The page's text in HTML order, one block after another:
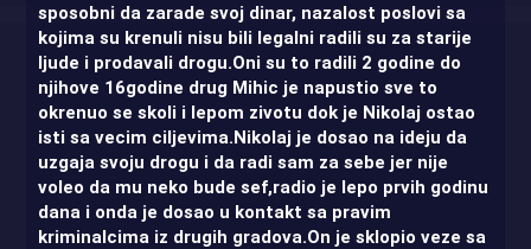
sposobni da zarade svoj dinar, nazalost poslovi sa
kojima su krenuli nisu bili legalni radili su za starije
ljude i prodavali drogu.Oni su to radili 2 godine do
njihove 16godine drug Mihic je napustio sve to
okrenuo se skoli i lepom zivotu dok je Nikolaj ostao
isti sa vecim ciljevima.Nikolaj je dosao na ideju da
uzgaja svoju drogu i da radi sam za sebe jer nije
voleo da mu neko bude sef,radio je lepo prvih godinu
dana i onda je dosao u kontakt sa pravim
kriminalcima iz drugih gradova.On je sklopio veze sa